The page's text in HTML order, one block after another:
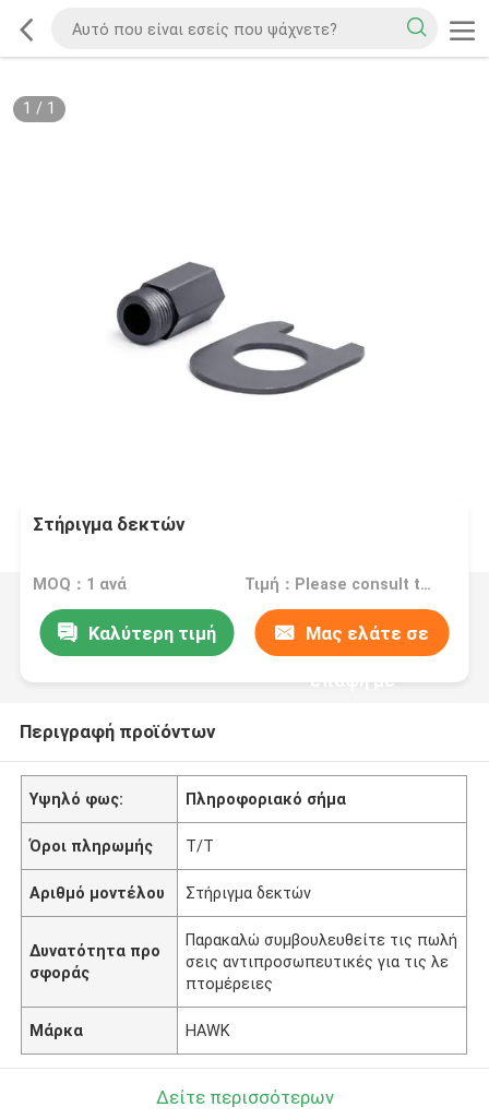
1 / 1
Στήριγμα δεκτών
MOQ：1 ανά Τιμή：Please consult the sales representative for details.
Καλύτερη τιμή Μας ελάτε σε
επαφή με
Περιγραφή προϊόντων
Υψηλό φως: Πληροφοριακό σήμα
Όροι πληρωμής T/T
Αριθμό μοντέλου Στήριγμα δεκτών
Δυνατότητα προ
σφοράς
Παρακαλώ συμβουλευθείτε τις πωλή
σεις αντιπροσωπευτικές για τις λε
πτομέρειες
Μάρκα HAWK
Δείτε περισσότερων